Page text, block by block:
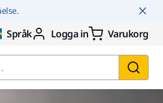
Språk Logga in Varukorg